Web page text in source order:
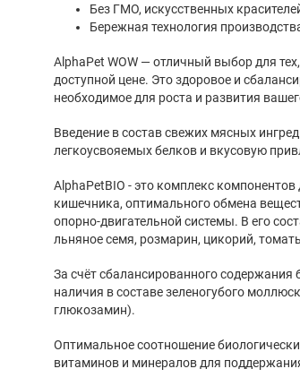
Без ГМО, искусственных
Бережная технология
AlphaРet WOW — отличный выбор для
доступной цене. Это здоровое и
необходимое для роста и развития
Введение в состав свежих мясных
легкоусвояемых белков и вкусовую
AlphaPetBIO - это комплекс
кишечника, оптимального обмена
опорно-двигательной системы. В его
льняное семя, розмарин, цикорий,
За счёт сбалансированного
наличия в составе зеленогубого
глюкозамин).
Оптимальное соотношение
витаминов и минералов для